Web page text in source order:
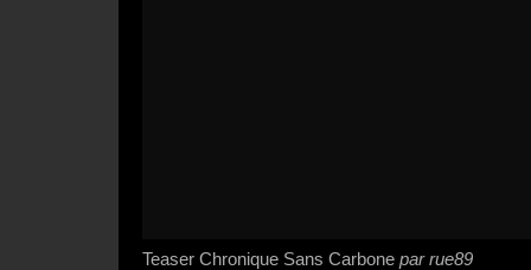
Teaser Chronique Sans Carbone par rue89